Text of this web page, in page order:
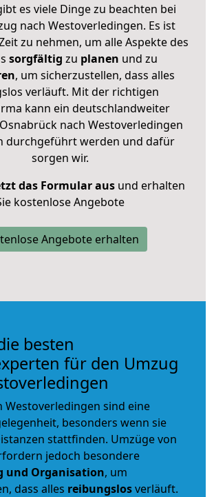
es viele Dinge zu beachten bei
nach Westoverledingen. Es ist
zu nehmen, um alle Aspekte des
sorgfältig zu planen und zu
, um sicherzustellen, dass alles
verläuft. Mit der richtigen
kann ein deutschlandweiter
nach Westoverledingen
durchgeführt werden und dafür
sorgen wir.
das Formular ausund erhalten
kostenlose Angebote
Angebote erhalten
besten
für den Umzug
Westoverledingen sind eine
besonders wenn sie
stattfinden. Umzüge von
jedoch besondere
und Organisation, um
dass alles reibungslosverläuft.